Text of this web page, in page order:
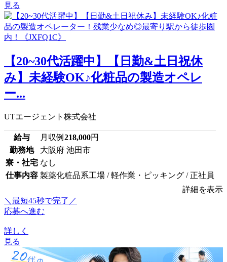
見る
【20~30代活躍中】【日勤&土日祝休
み】未経験OK♪化粧品の製造オペレ
ー...
UTエージェント株式会社
給与 月収例 218,000円
勤務地
大阪府 池田市
寮・社宅 なし
仕事内容 製薬化粧品系工場 / 軽作業・ピッキング / 正社員
詳細を表示
＼最短45秒で完了／
応募へ進む
詳しく
見る